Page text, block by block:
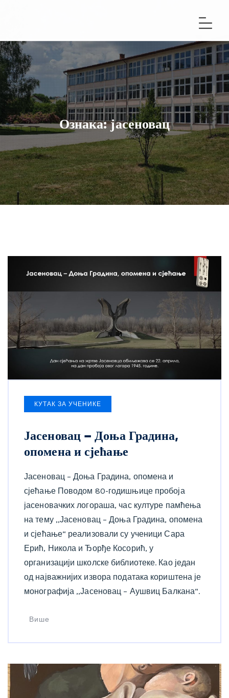
Ознака:јасеновац
КУТАК ЗА УЧЕНИКЕ
Јасеновац – Доња Градина,
опомена и сјећање
Јасеновац – Доња Градина, опомена и
сјећање Поводом 80-годишњице пробоја
јасеновачких логораша, час културе памћења
на тему ,,Јасеновац – Доња Градина, опомена
и сјећање“ реализовали су ученици Сара
Ерић, Никола и Ђорђе Косорић, у
организацији школске библиотеке. Као један
од најважнијих извора података кориштена је
монографија ,,Јасеновац – Аушвиц Балкана“.
Више